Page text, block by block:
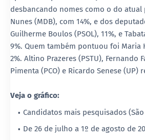
desbancando nomes como o do atual
Nunes (MDB), com 14%, e dos
Guilherme Boulos (PSOL), 11%, e
9%. Quem também pontuou foi Maria
2%. Altino Prazeres (PSTU), Fernando
Pimenta (PCO) e Ricardo Senese (UP)
Veja o gráfico:
Candidatos mais pesquisados
De 26 de julho a 1º de agosto de